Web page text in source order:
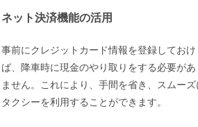
ネット決済機能の活用
事前にクレジットカード情報を登録しておけ
ば、降車時に現金のやり取りをする必要があ
ません。これにより、手間を省き、スムーズ
タクシーを利用することができます。